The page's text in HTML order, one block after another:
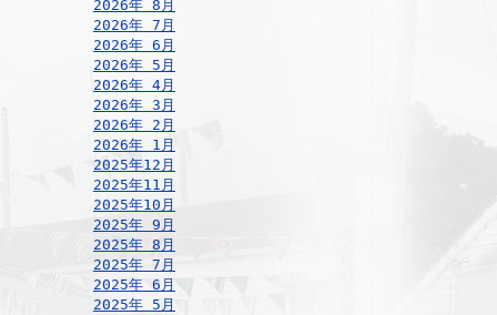
2026年 8月
2026年 7月
2026年 6月
2026年 5月
2026年 4月
2026年 3月
2026年 2月
2026年 1月
2025年12月
2025年11月
2025年10月
2025年 9月
2025年 8月
2025年 7月
2025年 6月
2025年 5月